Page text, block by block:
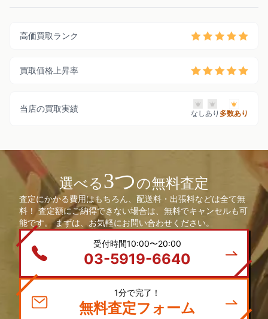
高価買取ランク
買取価格上昇率
当店の買取実績 なしあり 多数あり
選べる3つの無料査定
査定にかかる費用はもちろん、配送料・出張料などは全て無
料！ 査定額にご納得できない場合は、無料でキャンセルも可
能です。 まずは、お気軽にお問い合わせください。
受付時間10:00〜20:00
03-5919-6640
1分で完了！
無料査定フォーム